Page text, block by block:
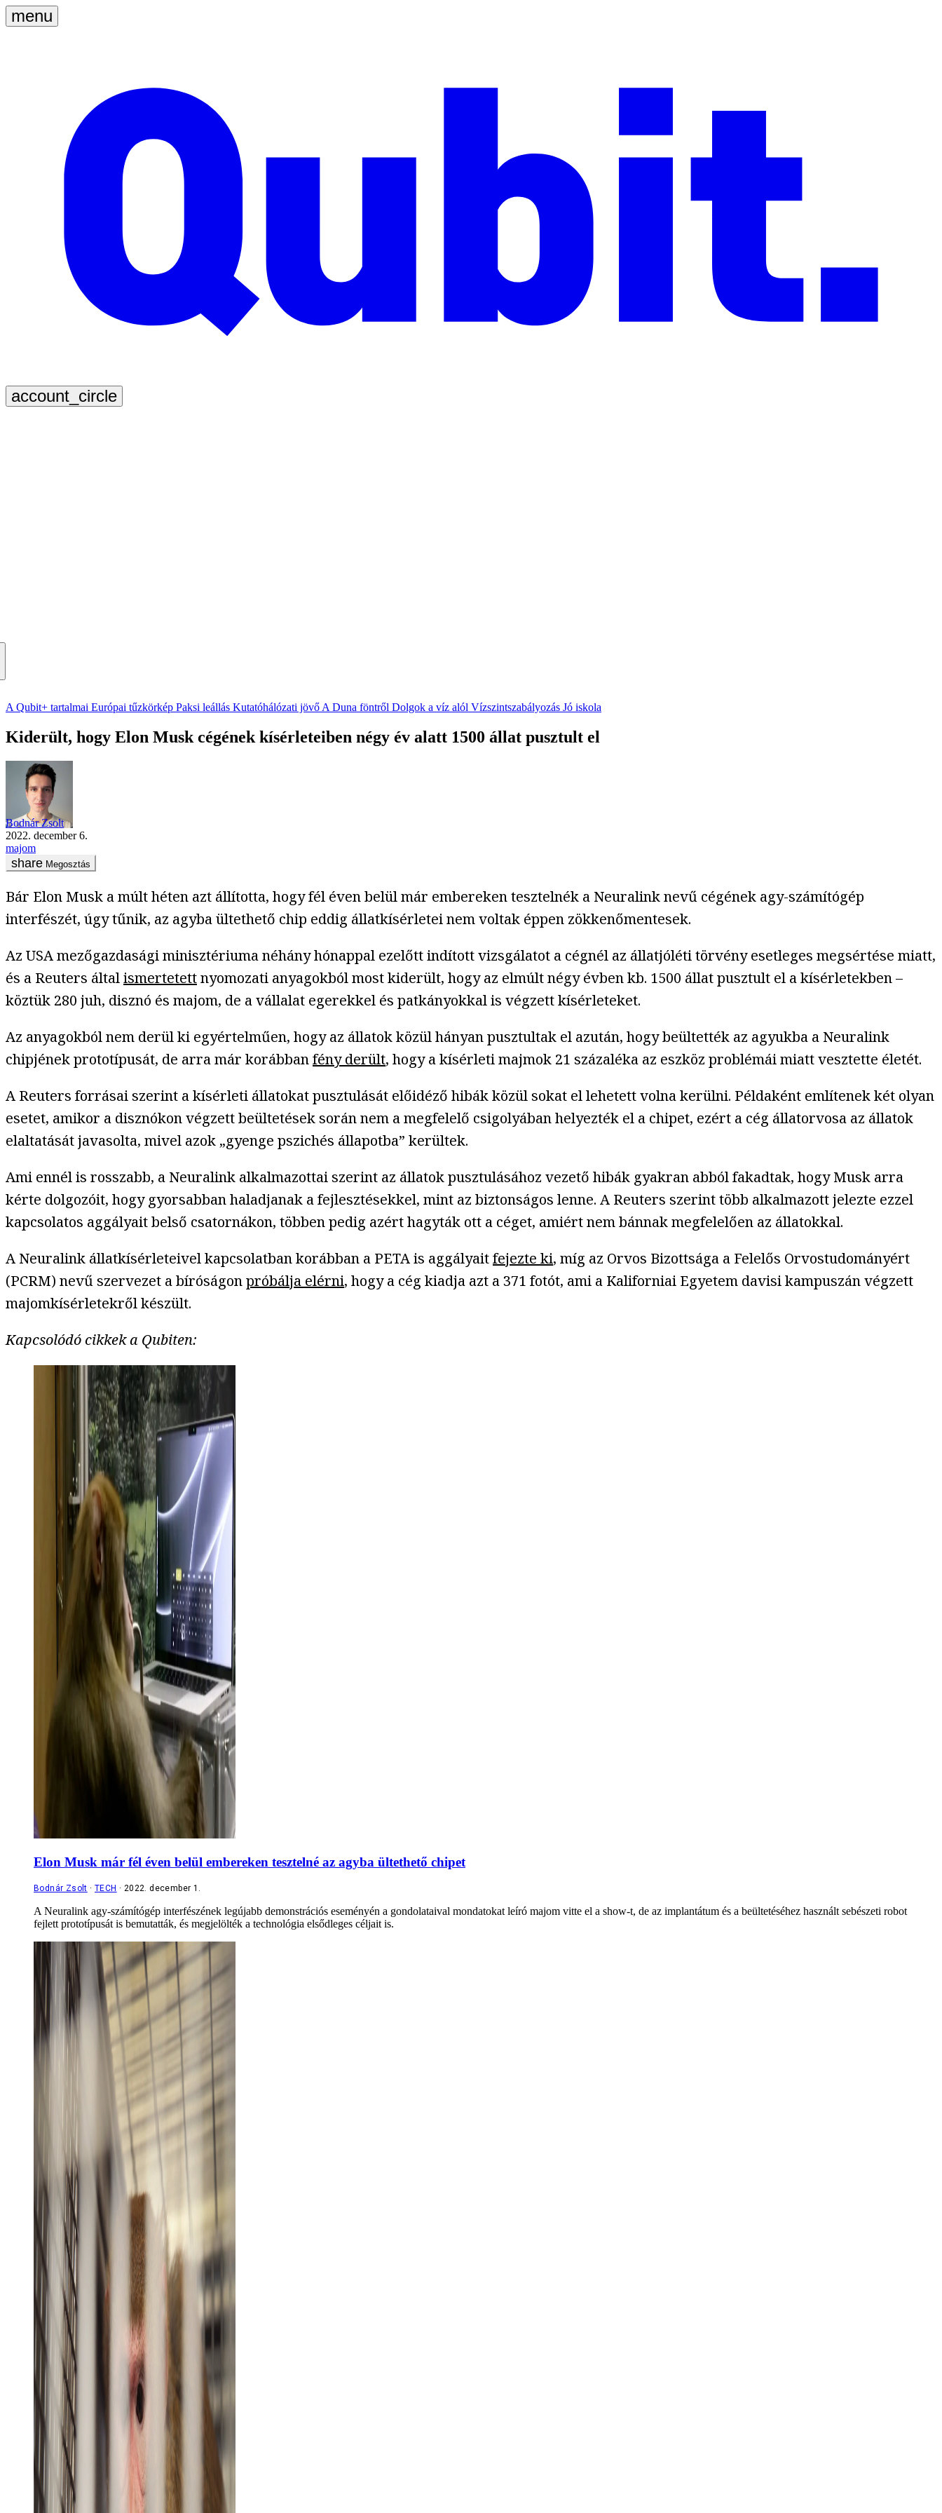
A Qubit+ tartalmai Európai tűzkörkép Paksi leállás Kutatóhálózati jövő A Duna föntről Dolgok a víz alól Vízszintszabályozás Jó iskola
Kiderült, hogy Elon Musk cégének kísérleteiben négy év alatt 1500 állat pusztult el
Bodnár Zsolt
2022. december 6.
majom
Megosztás
Bár Elon Musk a múlt héten azt állította, hogy fél éven belül már embereken tesztelnék a Neuralink nevű cégének agy-számítógép
interfészét, úgy tűnik, az agyba ültethető chip eddig állatkísérletei nem voltak éppen zökkenőmentesek.
Az USA mezőgazdasági minisztériuma néhány hónappal ezelőtt indított vizsgálatot a cégnél az állatjóléti törvény esetleges megsértése miatt,
és a Reuters általismertetettnyomozati anyagokból most kiderült, hogy az elmúlt négy évben kb. 1500 állat pusztult el a kísérletekben –
köztük 280 juh, disznó és majom, de a vállalat egerekkel és patkányokkal is végzett kísérleteket.
Az anyagokból nem derül ki egyértelműen, hogy az állatok közül hányan pusztultak el azután, hogy beültették az agyukba a Neuralink
chipjének prototípusát, de arra már korábbanfény derült, hogy a kísérleti majmok 21 százaléka az eszköz problémái miatt vesztette életét.
A Reuters forrásai szerint a kísérleti állatokat pusztulását előidéző hibák közül sokat el lehetett volna kerülni. Példaként említenek két olyan
esetet, amikor a disznókon végzett beültetések során nem a megfelelő csigolyában helyezték el a chipet, ezért a cég állatorvosa az állatok
elaltatását javasolta, mivel azok „gyenge pszichés állapotba” kerültek.
Ami ennél is rosszabb, a Neuralink alkalmazottai szerint az állatok pusztulásához vezető hibák gyakran abból fakadtak, hogy Musk arra
kérte dolgozóit, hogy gyorsabban haladjanak a fejlesztésekkel, mint az biztonságos lenne. A Reuters szerint több alkalmazott jelezte ezzel
kapcsolatos aggályait belső csatornákon, többen pedig azért hagyták ott a céget, amiért nem bánnak megfelelően az állatokkal.
A Neuralink állatkísérleteivel kapcsolatban korábban a PETA is aggályaitfejezte ki, míg az Orvos Bizottsága a Felelős Orvostudományért
(PCRM) nevű szervezet a bíróságonpróbálja elérni, hogy a cég kiadja azt a 371 fotót, ami a Kaliforniai Egyetem davisi kampuszán végzett
majomkísérletekről készült.
Kapcsolódó cikkek a Qubiten:
Elon Musk már fél éven belül embereken tesztelné az agyba ültethető chipet
Bodnár Zsolt TECH 2022. december 1.
A Neuralink agy-számítógép interfészének legújabb demonstrációs eseményén a gondolataival mondatokat leíró majom vitte el a show-t, de az implantátum és a beültetéséhez használt sebészeti robot
fejlett prototípusát is bemutatták, és megjelölték a technológia elsődleges céljait is.